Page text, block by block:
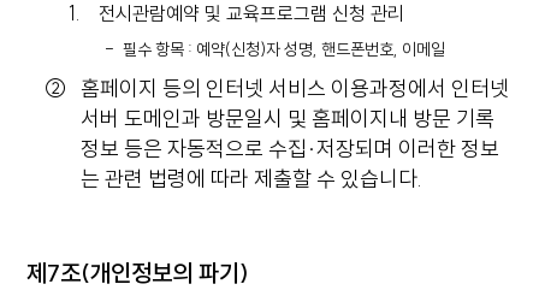
전시관람예약 및 교육프로그램 신청 관리
필수 항목 : 예약(신청)자 성명, 핸드폰번호, 이메일
홈페이지 등의 인터넷 서비스 이용과정에서 인터넷
서버 도메인과 방문일시 및 홈페이지내 방문 기록
정보 등은 자동적으로 수집·저장되며 이러한 정보
는 관련 법령에 따라 제출할 수 있습니다.
제7조(개인정보의 파기)